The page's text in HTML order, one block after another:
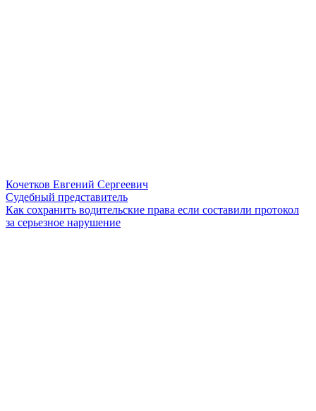
Кочетков Евгений Сергеевич
Судебный представитель
Как сохранить водительские права если составили протокол
за серьезное нарушение